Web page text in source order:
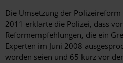
Die Umsetzung der
2011 erklärte die Polizei, dass
Reformempfehlungen, die ein
Experten im Juni 2008
worden seien und 65 kurz vor